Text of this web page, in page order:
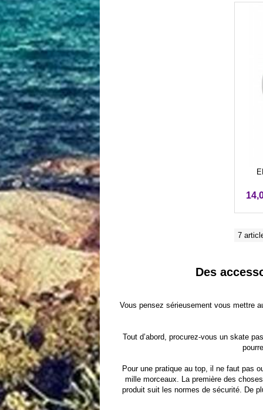
7
Des
Vous pensez sérieusement vous mettre
Tout d’abord, procurez-vous un skate
Pour une pratique au top, il ne faut pas
mille morceaux. La première des
produit suit les normes de sécurité. De